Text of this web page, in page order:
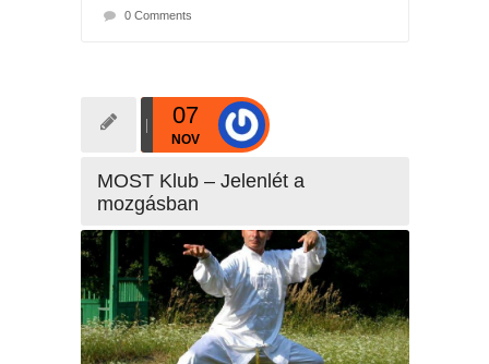
0 Comments
07
NOV
MOST Klub – Jelenlét a
mozgásban